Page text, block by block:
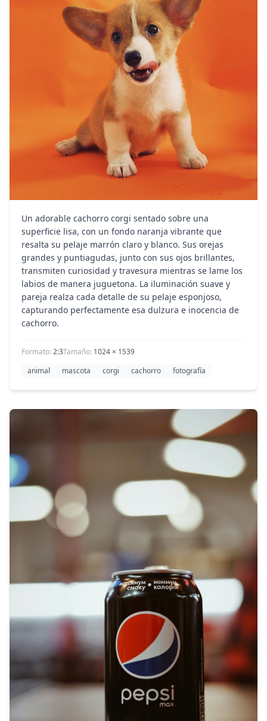
Un adorable cachorro corgi sentado sobre una
superficie lisa, con un fondo naranja vibrante que
resalta su pelaje marrón claro y blanco. Sus orejas
grandes y puntiagudas, junto con sus ojos brillantes,
transmiten curiosidad y travesura mientras se lame los
labios de manera juguetona. La iluminación suave y
pareja realza cada detalle de su pelaje esponjoso,
capturando perfectamente esa dulzura e inocencia de
cachorro.
Formato: 2:3Tamaño: 1024 × 1539
animal
mascota corgi cachorro fotografía